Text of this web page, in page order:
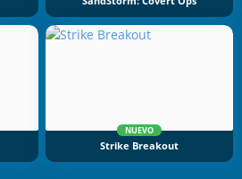
NUEVO
Strike Breakout